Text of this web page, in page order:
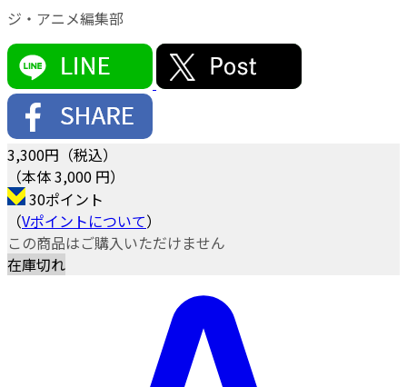
ジ・アニメ編集部
3,300円（税込）
（本体 3,000 円）
30ポイント
（Vポイントについて）
この商品はご購入いただけません
在庫切れ